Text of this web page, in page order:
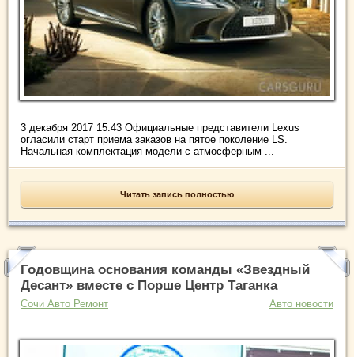
3 декабря 2017 15:43 Официальные представители Lexus
огласили старт приема заказов на пятое поколение LS.
Начальная комплектация модели с атмосферным ...
Читать запись полностью
Годовщина основания команды «Звездный
Десант» вместе с Порше Центр Таганка
Сочи Авто Ремонт Авто новости